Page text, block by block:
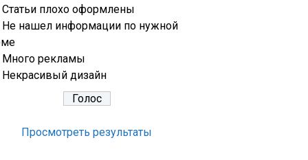
Статьи плохо оформлены
Не нашел информации по нужной
Много рекламы
Некрасивый дизайн
Просмотреть результаты